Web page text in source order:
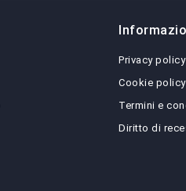
Privacy policy
Cookie policy
Termini e
Diritto di